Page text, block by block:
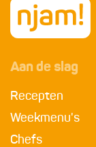
Aan de slag
Recepten
Weekmenu's
Chefs